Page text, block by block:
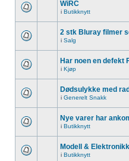
WiRC
i Butikknytt
2 stk Bluray filmer
i Salg
Har noen en defekt
i Kjøp
Dødsulykke med
i Generelt Snakk
Nye varer har
i Butikknytt
Modell &
i Butikknytt